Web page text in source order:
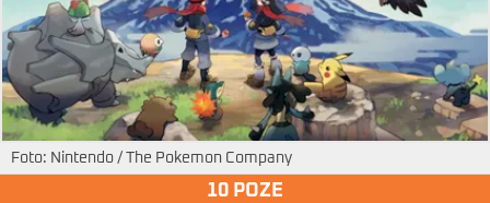
Foto: Nintendo / The Pokemon Company
10 POZE